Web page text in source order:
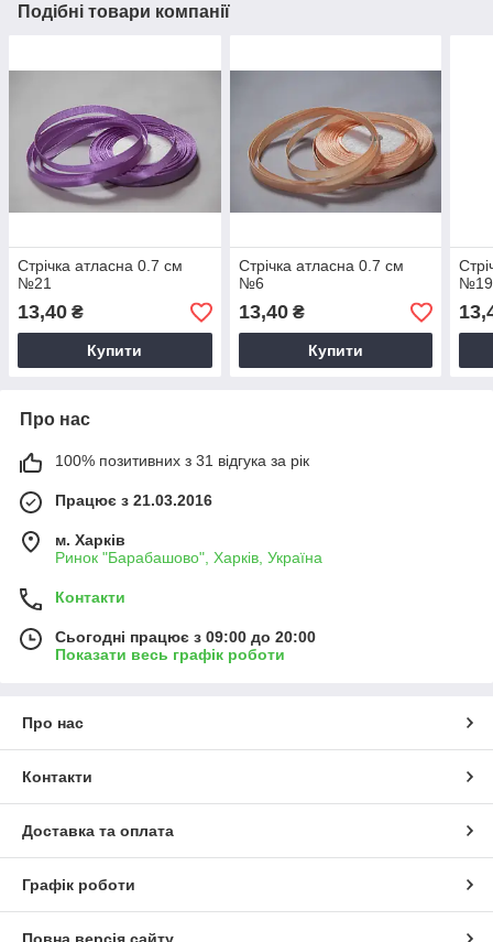
Подібні товари компанії
Стрічка атласна 0.7 см
№21
13,40 ₴
Купити
Стрічка атласна 0.7 см
№6
13,40₴
Купити
№19
Про нас
100% позитивних з 31 відгука за рік
Працює з 21.03.2016
м. Харків
Ринок "Барабашово", Харків, Україна
Контакти
Сьогодні працює з 09:00 до 20:00
Показати весь графік роботи
Про нас
Контакти
Доставка та оплата
Графік роботи